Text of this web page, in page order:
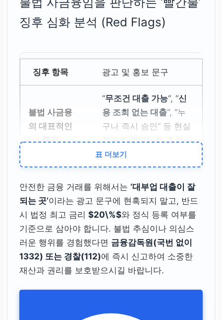
징후 심화 분석 (Red Flags)
광고 및 홍보 문구
“무조건 대출 가능“, “신
용 조회 없는 대출“, “누
구나 즉시 승인” 등 현실
적으로 불가능한 조건
을 내겁니다.
연락 및 정보 제공
정식 사업자 등록 번호
나 회사 명의 대신개인
명의의 휴대폰 번호 나
메신저만을 사용합니
다.
표 더보기
안전한 금융 거래를 위해서는 ‘대부업 대출이 잘
되는 곳’이라는 광고 문구에 현혹되지 말고, 반드
시 법정 최고 금리$20\%$와 정식 등록 여부를
기준으로 삼아야 합니다. 불법 추심이나 의심스
러운 행위를 경험했다면 금융감독원(국번 없이
1332) 또는 경찰(112)에 즉시 신고하여 소중한
재산과 권리를 보호받으시길 바랍니다.